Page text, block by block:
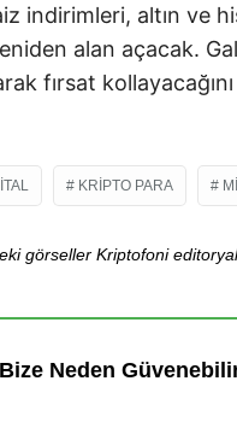
indirimleri, altın ve
alan açacak.
fırsat
KRIPTO PARA
görseller Kriptofoni
Bize Neden